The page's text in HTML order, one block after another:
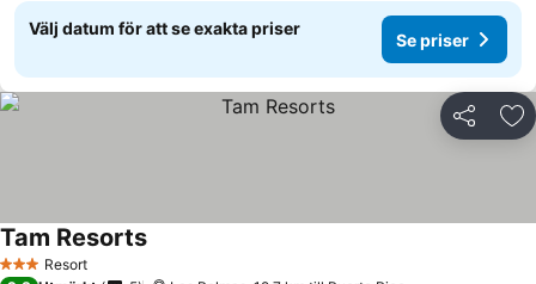
Välj datum för att se exakta priser
Se priser
Dela
3 StjärnorResort
Tam Resorts